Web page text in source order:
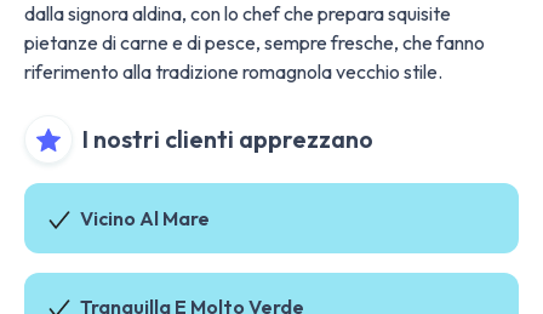
dalla signora aldina, con lo chef che prepara squisite
pietanze di carne e di pesce, sempre fresche, che fanno
riferimento alla tradizione romagnola vecchio stile.
I nostri clienti apprezzano
Vicino Al Mare
Tranquilla E Molto Verde